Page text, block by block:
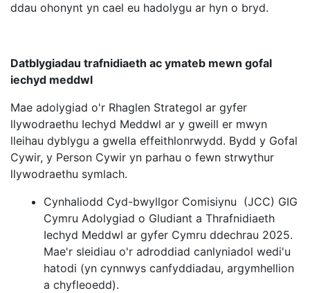
ddau ohonynt yn cael eu hadolygu ar hyn o bryd.
Datblygiadau trafnidiaeth ac ymateb mewn gofal
iechyd meddwl
Mae adolygiad o'r Rhaglen Strategol ar gyfer
llywodraethu Iechyd Meddwl ar y gweill er mwyn
lleihau dyblygu a gwella effeithlonrwydd. Bydd y Gofal
Cywir, y Person Cywir yn parhau o fewn strwythur
llywodraethu symlach.
Cynhaliodd Cyd-bwyllgor Comisiynu (JCC) GIG
Cymru Adolygiad o Gludiant a Thrafnidiaeth
Iechyd Meddwl ar gyfer Cymru ddechrau 2025.
Mae'r sleidiau o'r adroddiad canlyniadol wedi'u
hatodi (yn cynnwys canfyddiadau, argymhellion
a chyfleoedd).